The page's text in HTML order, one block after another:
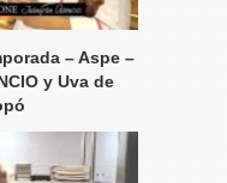
– Aspe –
y Uva de